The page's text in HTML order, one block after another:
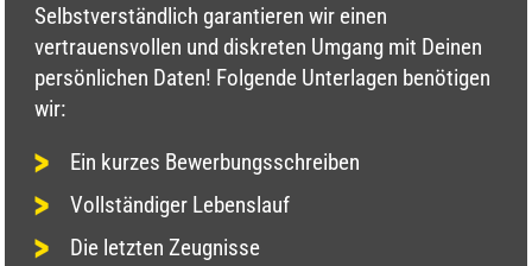
Selbstverständlich garantieren wir einen
vertrauensvollen und diskreten Umgang mit Deinen
persönlichen Daten! Folgende Unterlagen benötigen
wir:
Ein kurzes Bewerbungsschreiben
Vollständiger Lebenslauf
Die letzten Zeugnisse